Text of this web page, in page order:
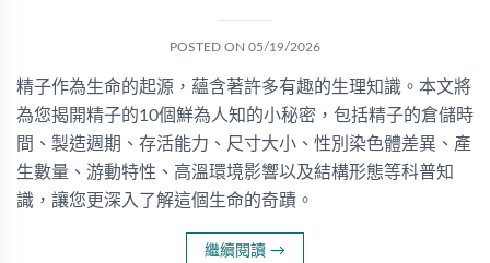
POSTED ON 05/19/2026
精子作為生命的起源，蘊含著許多有趣的生理知識。本文將
為您揭開精子的10個鮮為人知的小秘密，包括精子的倉儲時
間、製造週期、存活能力、尺寸大小、性別染色體差異、產
生數量、游動特性、高溫環境影響以及結構形態等科普知
識，讓您更深入了解這個生命的奇蹟。
繼續閱讀 →